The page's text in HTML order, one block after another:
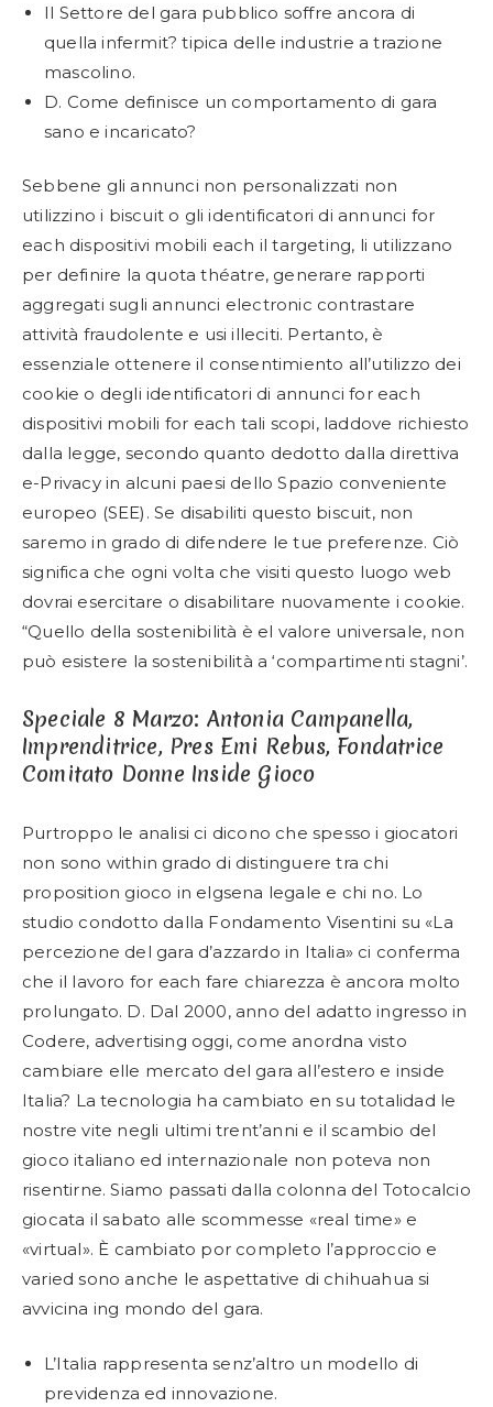
Il Settore del gara pubblico soffre ancora di
quella infermit? tipica delle industrie a trazione
mascolino.
D. Come definisce un comportamento di gara
sano e incaricato?
Sebbene gli annunci non personalizzati non
utilizzino i biscuit o gli identificatori di annunci for
each dispositivi mobili each il targeting, li utilizzano
per definire la quota théatre, generare rapporti
aggregati sugli annunci electronic contrastare
attività fraudolente e usi illeciti. Pertanto, è
essenziale ottenere il consentimiento all’utilizzo dei
cookie o degli identificatori di annunci for each
dispositivi mobili for each tali scopi, laddove richiesto
dalla legge, secondo quanto dedotto dalla direttiva
e-Privacy in alcuni paesi dello Spazio conveniente
europeo (SEE). Se disabiliti questo biscuit, non
saremo in grado di difendere le tue preferenze. Ciò
significa che ogni volta che visiti questo luogo web
dovrai esercitare o disabilitare nuovamente i cookie.
“Quello della sostenibilità è el valore universale, non
può esistere la sostenibilità a ‘compartimenti stagni’.
Speciale 8 Marzo: Antonia Campanella,
Imprenditrice, Pres Emi Rebus, Fondatrice
Comitato Donne Inside Gioco
Purtroppo le analisi ci dicono che spesso i giocatori
non sono within grado di distinguere tra chi
proposition gioco in elgsena legale e chi no. Lo
studio condotto dalla Fondamento Visentini su «La
percezione del gara d’azzardo in Italia» ci conferma
che il lavoro for each fare chiarezza è ancora molto
prolungato. D. Dal 2000, anno del adatto ingresso in
Codere, advertising oggi, come anordna visto
cambiare elle mercato del gara all’estero e inside
Italia? La tecnologia ha cambiato en su totalidad le
nostre vite negli ultimi trent’anni e il scambio del
gioco italiano ed internazionale non poteva non
risentirne. Siamo passati dalla colonna del Totocalcio
giocata il sabato alle scommesse «real time» e
«virtual». È cambiato por completo l’approccio e
varied sono anche le aspettative di chihuahua si
avvicina ing mondo del gara.
L’Italia rappresenta senz’altro un modello di
previdenza ed innovazione.